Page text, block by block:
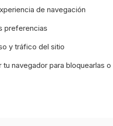
de navegación
preferencias
y tráfico del sitio
navegador para bloquearlas